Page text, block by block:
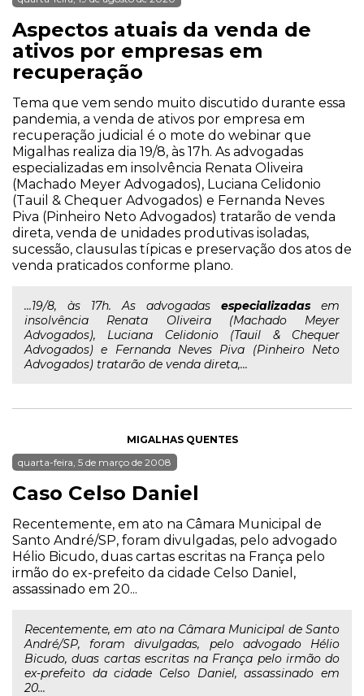
Aspectos atuais da venda de
ativos por empresas em
recuperação
Tema que vem sendo muito discutido durante essa
pandemia, a venda de ativos por empresa em
recuperação judicial é o mote do webinar que
Migalhas realiza dia 19/8, às 17h. As advogadas
especializadas em insolvência Renata Oliveira
(Machado Meyer Advogados), Luciana Celidonio
(Tauil & Chequer Advogados) e Fernanda Neves
Piva (Pinheiro Neto Advogados) tratarão de venda
direta, venda de unidades produtivas isoladas,
sucessão, clausulas típicas e preservação dos atos de
venda praticados conforme plano.
...19/8, às 17h. As advogadas especializadas em
insolvência Renata Oliveira (Machado Meyer
Advogados), Luciana Celidonio (Tauil & Chequer
Advogados) e Fernanda Neves Piva (Pinheiro Neto
Advogados) tratarão de venda direta,...
MIGALHAS QUENTES
quarta-feira, 5 de março de 2008
Caso Celso Daniel
Recentemente, em ato na Câmara Municipal de
Santo André/SP, foram divulgadas, pelo advogado
Hélio Bicudo, duas cartas escritas na França pelo
irmão do ex-prefeito da cidade Celso Daniel,
assassinado em 20...
Recentemente, em ato na Câmara Municipal de Santo
André/SP, foram divulgadas, pelo advogado Hélio
Bicudo, duas cartas escritas na França pelo irmão do
ex-prefeito da cidade Celso Daniel, assassinado em
20...